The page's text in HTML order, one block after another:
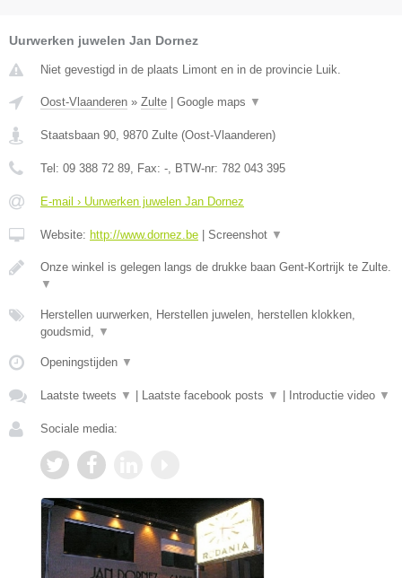
Uurwerken juwelen Jan Dornez
Niet gevestigd in de plaats Limont en in de provincie Luik.
Oost-Vlaanderen » Zulte Google maps ▼
Staatsbaan 90, 9870 Zulte (Oost-Vlaanderen)
Tel: 09 388 72 89, Fax: -, BTW-nr: 782 043 395
E-mail › Uurwerken juwelen Jan Dornez
Website: http://www.dornez.be Screenshot ▼
Onze winkel is gelegen langs de drukke baan Gent-Kortrijk te Zulte.
▼
Herstellen uurwerken, Herstellen juwelen, herstellen klokken,
goudsmid, ▼
Openingstijden ▼
Laatste tweets ▼ Laatste facebook posts ▼ Introductie video ▼
Sociale media: